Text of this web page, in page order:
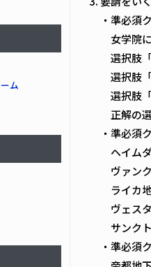
・準必須
女学院
選択肢
選択肢
選択肢
正解の
・準必須
ヘイム
ヴァン
ライカ
ヴェス
サンク
・準必須
ム